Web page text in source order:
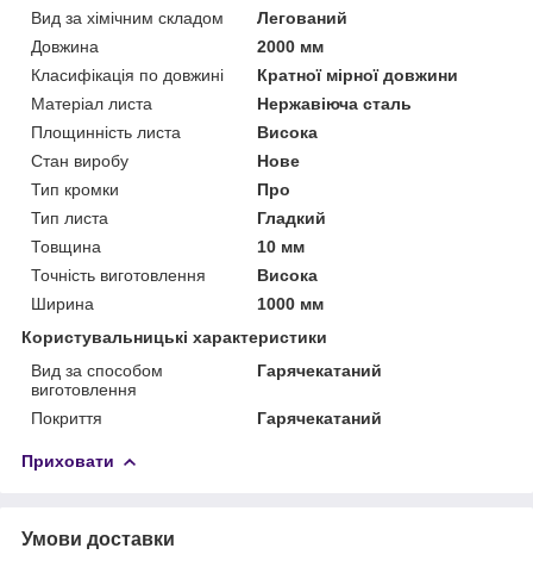
Вид за хімічним складом
Легований
Довжина
2000 мм
Класифікація по довжині
Кратної мірної довжини
Матеріал листа
Нержавіюча сталь
Площинність листа
Висока
Стан виробу
Нове
Тип кромки
Про
Тип листа
Гладкий
Товщина
10 мм
Точність виготовлення
Висока
Ширина
1000 мм
Користувальницькі характеристики
Вид за способом
виготовлення
Гарячекатаний
Покриття Гарячекатаний
Приховати
Умови доставки